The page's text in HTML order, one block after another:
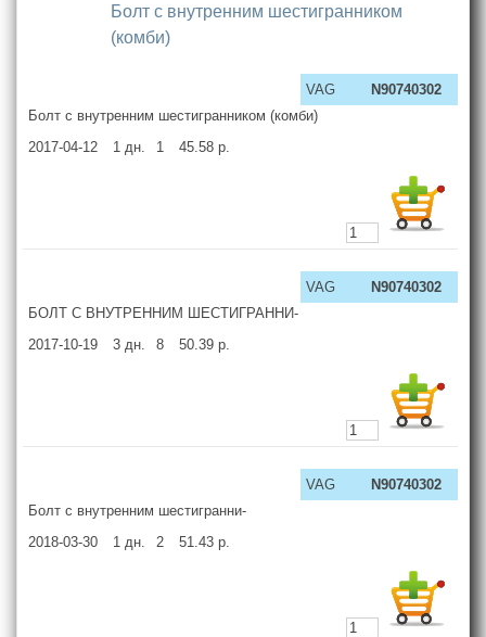
Болт с внутренним шестигранником
(комби)
VAG
N90740302
Болт с внутренним шестигранником (комби)
2017-04-12
1 дн. 1 45.58 р.
VAG
N90740302
БОЛТ С ВНУТРЕННИМ ШЕСТИГРАННИ-
2017-10-19
3 дн. 8 50.39 р.
VAG
N90740302
Болт с внутренним шестигранни-
2018-03-30
1 дн. 2 51.43 р.